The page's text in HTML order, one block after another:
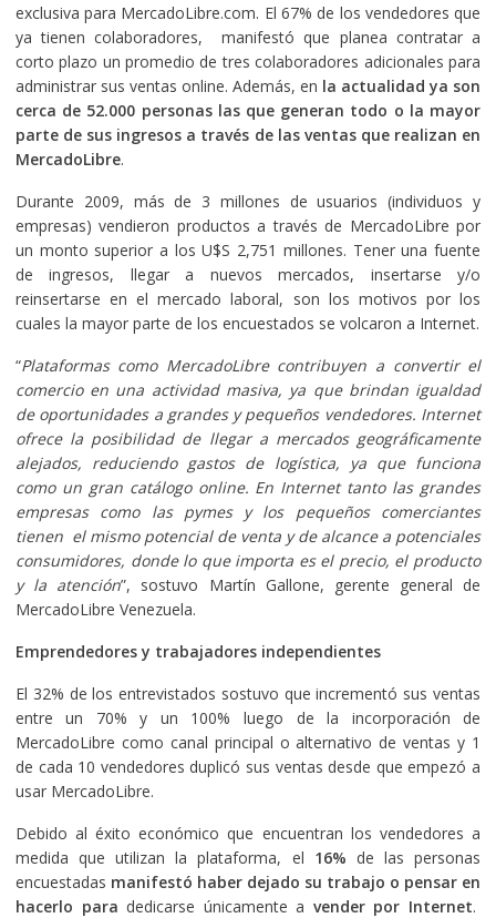
exclusiva para MercadoLibre.com. El 67% de los vendedores que
ya tienen colaboradores, manifestó que planea contratar a
corto plazo un promedio de tres colaboradores adicionales para
administrar sus ventas online. Además, en la actualidad ya son
cerca de 52.000 personas las que generan todo o la mayor
parte de sus ingresos a través de las ventas que realizan en
MercadoLibre.
Durante 2009, más de 3 millones de usuarios (individuos y
empresas) vendieron productos a través de MercadoLibre por
un monto superior a los U$S 2,751 millones. Tener una fuente
de ingresos, llegar a nuevos mercados, insertarse y/o
reinsertarse en el mercado laboral, son los motivos por los
cuales la mayor parte de los encuestados se volcaron a Internet.
“Plataformas como MercadoLibre contribuyen a convertir el
comercio en una actividad masiva, ya que brindan igualdad
de oportunidades a grandes y pequeños vendedores. Internet
ofrece la posibilidad de llegar a mercados geográficamente
alejados, reduciendo gastos de logística, ya que funciona
como un gran catálogo online. En Internet tanto las grandes
empresas como las pymes y los pequeños comerciantes
tienen el mismo potencial de venta y de alcance a potenciales
consumidores, donde lo que importa es el precio, el producto
y la atención”, sostuvo Martín Gallone, gerente general de
MercadoLibre Venezuela.
Emprendedores y trabajadores independientes
El 32% de los entrevistados sostuvo que incrementó sus ventas
entre un 70% y un 100% luego de la incorporación de
MercadoLibre como canal principal o alternativo de ventas y 1
de cada 10 vendedores duplicó sus ventas desde que empezó a
usar MercadoLibre.
Debido al éxito económico que encuentran los vendedores a
medida que utilizan la plataforma, el 16% de las personas
encuestadas manifestó haber dejado su trabajo o pensar en
hacerlo para dedicarse únicamente a vender por Internet.